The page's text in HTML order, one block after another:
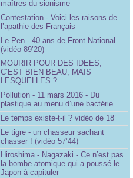
maîtres du sionisme
Contestation - Voici les raisons de
l’apathie des Français
Le Pen - 40 ans de Front National
(vidéo 89’20)
MOURIR POUR DES IDEES,
C’EST BIEN BEAU, MAIS
LESQUELLES ?
Pollution - 11 mars 2016 - Du
plastique au menu d’une bactérie
Le temps existe-t-il ? vidéo de 18’
Le tigre - un chasseur sachant
chasser ! (vidéo 57’44)
Hiroshima - Nagazaki - Ce n’est pas
la bombe atomique qui a poussé le
Japon à capituler